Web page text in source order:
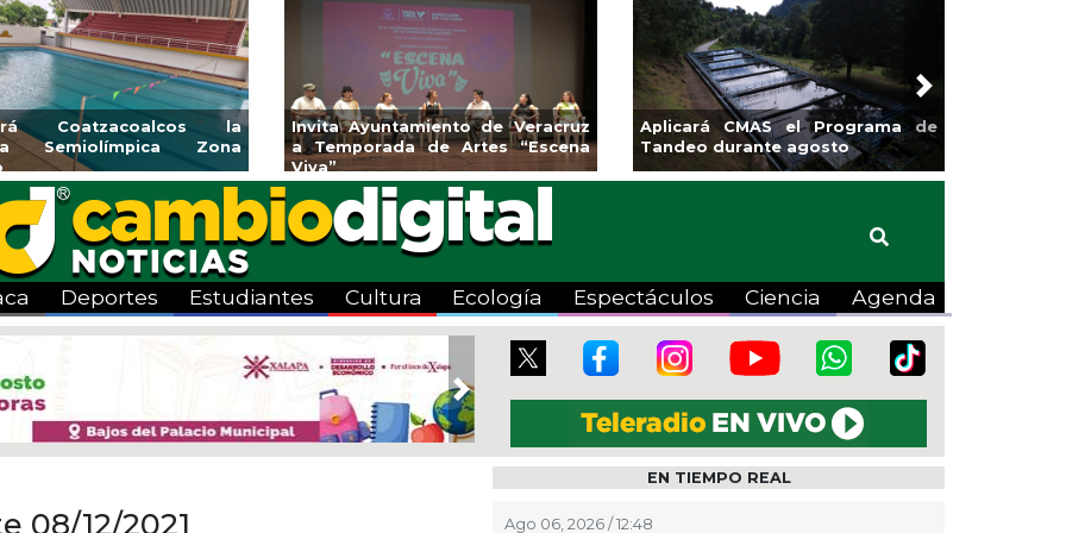
Coatzacoalcos la
Semiolímpica Zona
Invita Ayuntamiento de Veracruz
a Temporada de Artes “Escena
Viva”
Aplicará CMAS el Programa de
Tandeo durante agosto
Guarniciones
Next
Deportes Estudiantes Cultura Ecología Espectáculos Ciencia Agenda
Next
08/12/2021
EN TIEMPO REAL
Ago 06, 2026 / 12:48